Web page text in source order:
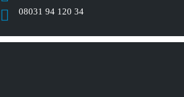
08031 94 120 34